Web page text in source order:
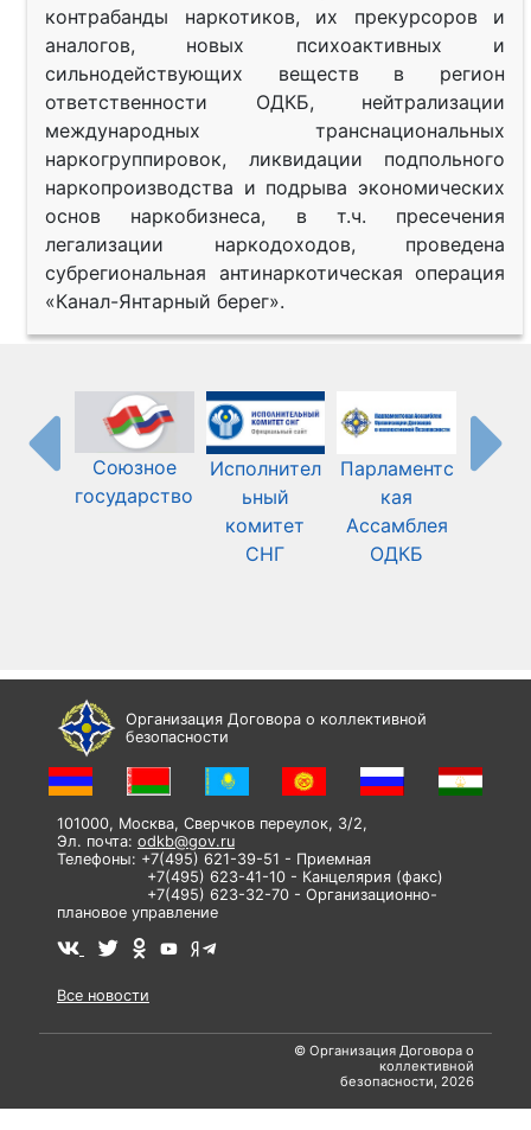
контрабанды наркотиков, их прекурсоров и
аналогов, новых психоактивных и
сильнодействующих веществ в регион
ответственности ОДКБ, нейтрализации
международных транснациональных
наркогруппировок, ликвидации подпольного
наркопроизводства и подрыва экономических
основ наркобизнеса, в т.ч. пресечения
легализации наркодоходов, проведена
субрегиональная антинаркотическая операция
«Канал-Янтарный берег».
Союзное
государство
Исполнител
ьный
комитет
СНГ
Парламентс
кая
Ассамблея
ОДКБ
Организация Договора о коллективной
безопасности
101000, Москва, Сверчков переулок, 3/2,
Эл. почта: odkb@gov.ru
Телефоны: +7(495) 621-39-51 - Приемная
+7(495) 623-41-10 - Канцелярия (факс)
+7(495) 623-32-70 - Организационно-
плановое управление
Все новости
© Организация Договора о
коллективной
безопасности, 2026